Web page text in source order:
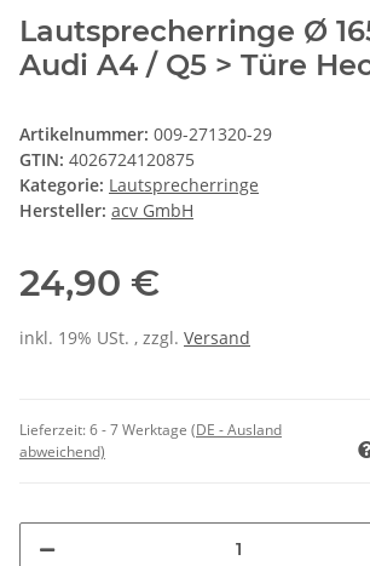
Lautsprecherringe Ø
Audi A4 / Q5 > Türe
Artikelnummer: 009-271320-29
GTIN: 4026724120875
Kategorie: Lautsprecherringe
Hersteller: acv GmbH
24,90 €
inkl. 19% USt. , zzgl. Versand
Lieferzeit:6 - 7 Werktage (DE - Ausland
abweichend)